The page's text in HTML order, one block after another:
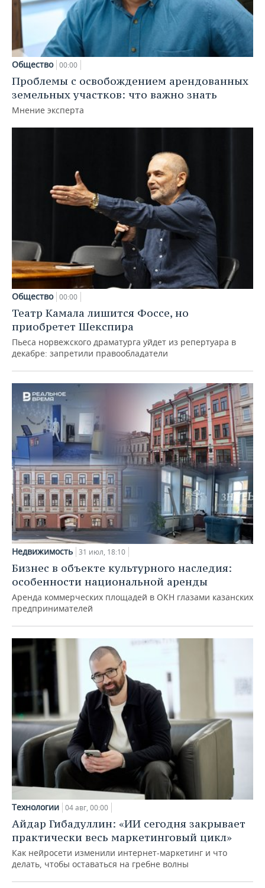
Общество 00:00
Проблемы с освобождением арендованных
земельных участков: что важно знать
Мнение эксперта
Общество 00:00
Театр Камала лишится Фоссе, но
приобретет Шекспира
Пьеса норвежского драматурга уйдет из репертуара в
декабре: запретили правообладатели
Недвижимость 31 июл, 18:10
Бизнес в объекте культурного наследия:
особенности национальной аренды
Аренда коммерческих площадей в ОКН глазами казанских
предпринимателей
Технологии 04 авг, 00:00
Айдар Гибадуллин: «ИИ сегодня закрывает
практически весь маркетинговый цикл»
Как нейросети изменили интернет-маркетинг и что
делать, чтобы оставаться на гребне волны